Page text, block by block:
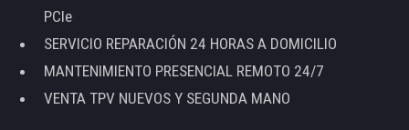
PCIe
SERVICIO REPARACIÓN 24 HORAS A DOMICILIO
MANTENIMIENTO PRESENCIAL REMOTO 24/7
VENTA TPV NUEVOS Y SEGUNDA MANO